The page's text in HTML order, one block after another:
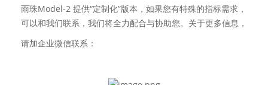
雨珠Model-2 提供“定制化”版本，如果您有特殊的指标需求，
可以和我们联系，我们将全力配合与协助您。关于更多信息，
请加企业微信联系：